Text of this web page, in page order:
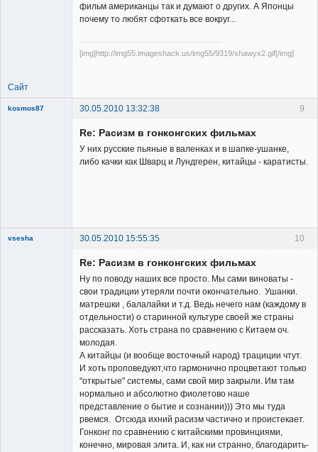
фильм американцы так и думают о других. А Японцы
почему то любят сфоткать все вокруг...
[img]http://img55.imageshack.us/img55/9319/shawyx2.gif[/img]
Сайт
9
kosmos87 30.05.2010 13:32:38
Re: Расизм в гонконгских фильмах
У них русские пьяные в валенках и в шапке-ушанке,
либо качки как Шварц и Лундгерен, китайцы - каратисты.
10
vsesha 30.05.2010 15:55:35
Re: Расизм в гонконгских фильмах
Ну по поводу наших все просто. Мы сами виноваты -
свои традиции утеряли почти окончательно. Ушанки.
матрешки , балалайки и т.д. Ведь нечего нам (каждому в
отдельности) о старинной культуре своей же страны
рассказать. Хоть страна по сравнению с Китаем оч.
молодая.
А китайцы (и вообще восточный народ) трациции чтут.
И хоть проповедуют,что гармонично процветают только
"открытые" системы, сами свой мир закрыли. Им там
нормально и абсолютно фиолетово наше
представление о бытие и сознании))) Это мы туда
рвемся. Отсюда ихний расизм частично и проистекает.
Гонконг по сравнению с китайскими провинциями,
конечно, мировая элита. И, как ни странно, благодарить-